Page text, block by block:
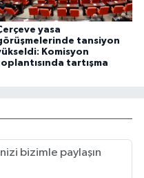
yasa
tansiyon
Komisyon
tartışma